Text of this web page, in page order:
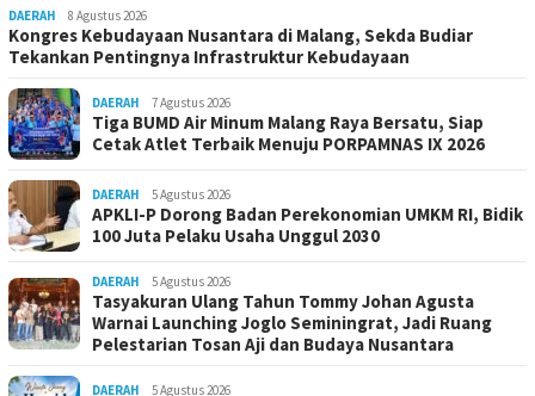
DAERAH 8 Agustus 2026
Kongres Kebudayaan Nusantara di Malang, Sekda Budiar
Tekankan Pentingnya Infrastruktur Kebudayaan
DAERAH 7 Agustus 2026
Tiga BUMD Air Minum Malang Raya Bersatu, Siap
Cetak Atlet Terbaik Menuju PORPAMNAS IX 2026
DAERAH 5 Agustus 2026
APKLI-P Dorong Badan Perekonomian UMKM RI, Bidik
100 Juta Pelaku Usaha Unggul 2030
DAERAH 5 Agustus 2026
Tasyakuran Ulang Tahun Tommy Johan Agusta
Warnai Launching Joglo Seminingrat, Jadi Ruang
Pelestarian Tosan Aji dan Budaya Nusantara
DAERAH 5 Agustus 2026